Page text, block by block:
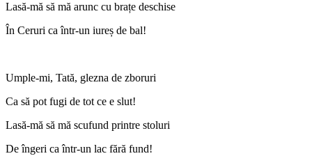
Lasă-mă să mă arunc cu brațe deschise
În Ceruri ca într-un iureș de bal!
Umple-mi, Tată, glezna de zboruri
Ca să pot fugi de tot ce e slut!
Lasă-mă să mă scufund printre stoluri
De îngeri ca într-un lac fără fund!